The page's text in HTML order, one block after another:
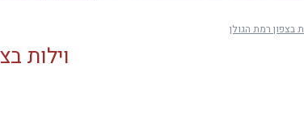
בצפון רמת הגולן
וילות